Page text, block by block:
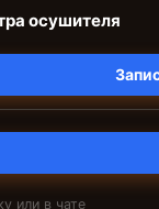
осушителя
или в чате